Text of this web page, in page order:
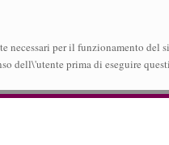
necessari per il funzionamento
dell\'utente prima di eseguire